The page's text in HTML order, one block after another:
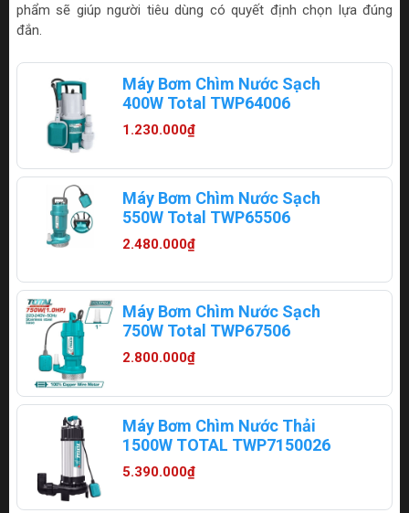
phẩm sẽ giúp người tiêu dùng có quyết định chọn lựa đúng
đắn.
Máy Bơm Chìm Nước Sạch
400W Total TWP64006
1.230.000₫
Máy Bơm Chìm Nước Sạch
550W Total TWP65506
2.480.000₫
Máy Bơm Chìm Nước Sạch
750W Total TWP67506
2.800.000₫
Máy Bơm Chìm Nước Thải
1500W TOTAL TWP7150026
5.390.000₫